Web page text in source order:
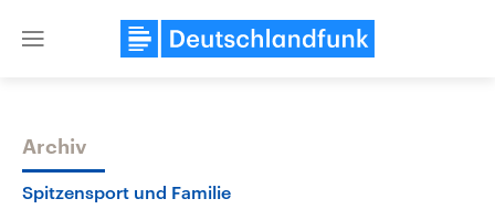
Close
Themen
Archiv
Spitzensport und Familie